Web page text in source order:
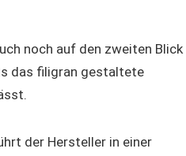
noch auf den zweiten Blick
das filigran gestaltete
der Hersteller in einer